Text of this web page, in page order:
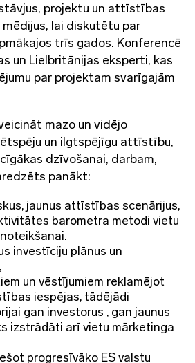
projektu un attīstības
lai diskutētu par
trīs gados. Konferencē
un Lielbritānijas eksperti, kas
par projektam svarīgajām
mazo un vidējo
un ilgtspējīgu attīstību,
dzīvošanai, darbam,
panākt:
jaunus attīstības scenārijus,
barometra metodi vietu
investīciju plānus un
un vēstījumiem reklamējot
iespējas, tādējādi
gan investorus , gan jaunus
izstrādāti arī vietu mārketinga
progresīvāko ES valstu